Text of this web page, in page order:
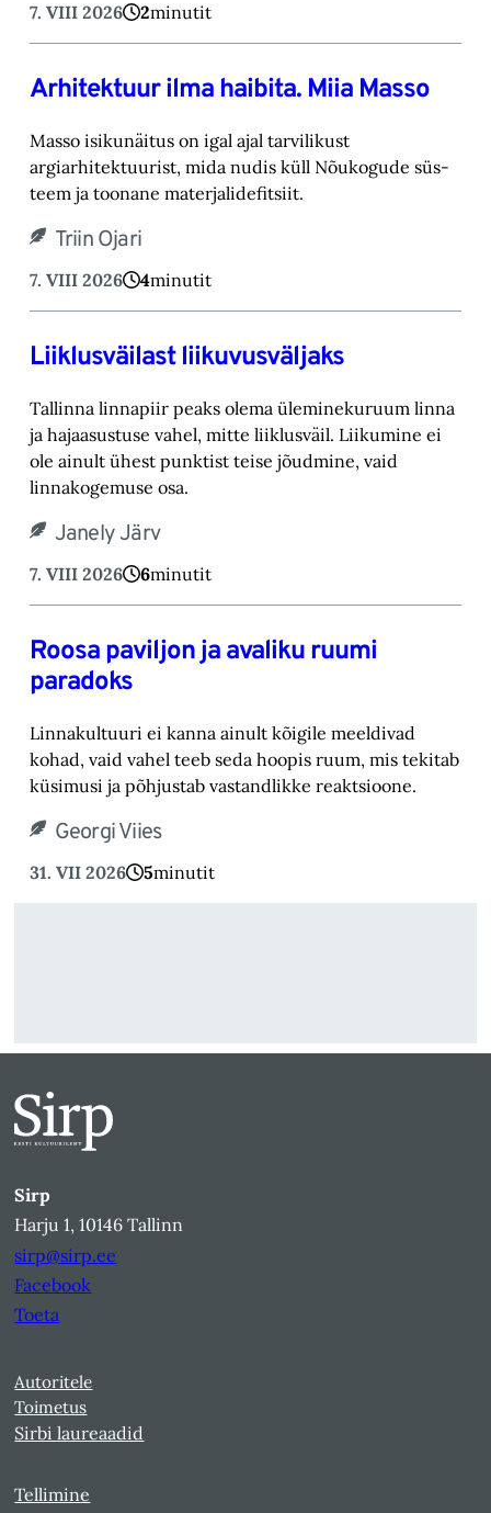
7. VIII 2026 2minutit
Arhitektuur ilma haibita. Miia Masso
Masso isikunäitus on igal ajal tarvilikust
argiarhitektuurist, mida nudis küll Nõukogude süs-‎
teem ja toonane materjalidefitsiit.‎
Triin Ojari
7. VIII 2026 4minutit
Liiklusväilast liikuvusväljaks
Tallinna linnapiir peaks olema üleminekuruum linna
ja hajaasustuse vahel, mitte liiklusväil. ‎Liikumine ei
ole ainult ühest punktist teise jõudmine, vaid
linnakogemuse osa.‎
Janely Järv
7. VIII 2026 6minutit
Roosa paviljon ja avaliku ruumi
paradoks
Linnakultuuri ei kanna ainult kõigile meeldivad
kohad, vaid vahel teeb seda hoopis ruum, mis tekitab
küsimusi ja põhjustab vastandlikke reaktsioone.
Georgi Viies
31. VII 2026 5minutit
Sirp
Harju 1, 10146 Tallinn
sirp@sirp.ee
Facebook
Toeta
Autoritele
Toimetus
Sirbi laureaadid
Tellimine